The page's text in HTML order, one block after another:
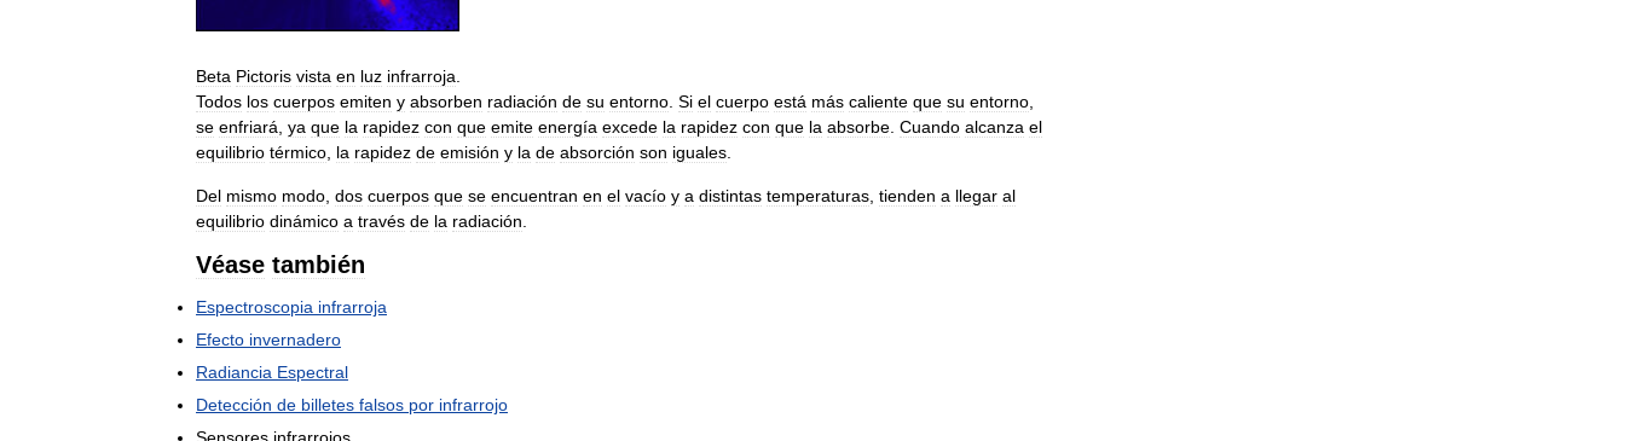
Beta Pictoris vista en luz infrarroja.
Todos los cuerpos emiten y absorben radiación de su entorno. Si el cuerpo está más caliente que su entorno,
se enfriará, ya que la rapidez con que emite energía excede la rapidez con que la absorbe. Cuando alcanza el
equilibrio térmico, la rapidez de emisión y la de absorción son iguales.
Del mismo modo, dos cuerpos que se encuentran en el vacío y a distintas temperaturas, tienden a llegar al
equilibrio dinámico a través de la radiación.
Véase también
Espectroscopia infrarroja
Efecto invernadero
Radiancia Espectral
Detección de billetes falsos por infrarrojo